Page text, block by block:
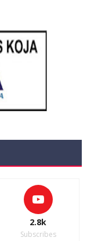
2.8k
Subscribes